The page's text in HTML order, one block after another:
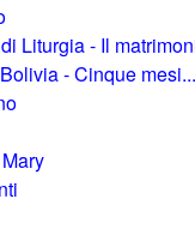
Liturgia - Il
- Cinque